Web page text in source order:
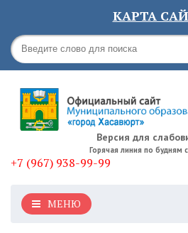
КАРТА
Версия для
Горячая линия по будням
+7 (967) 938-99-99
МЕНЮ